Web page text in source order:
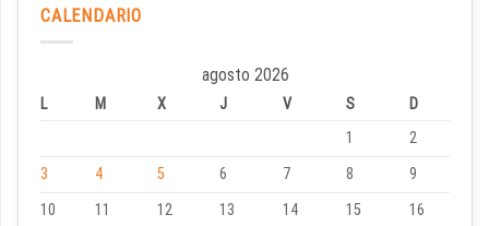
CALENDARIO
agosto 2026
L M X J V S
D
1
2
3
4 5 6 7 8
9
10
11 12 13 14 15
16